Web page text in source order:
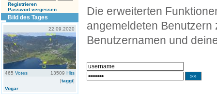
Registrieren
Passwort vergessen
Bild des Tages
22.09.2020
465 Votes 13509 Hits
[taggi]
Vogar
Die erweiterten
angemeldeten Benutzern
Benutzernamen und